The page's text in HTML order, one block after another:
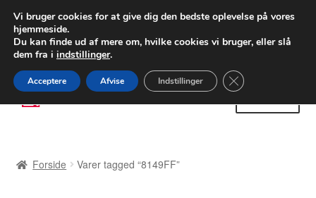
LEVERING fra 55 kr.
FEDEX verdensomspændende forsendelse
80 82 72 02
Spring
til
Spring
til
Betalinger
Forside Varer tagged “8149FF”
Vi bruger cookies for at give dig den bedste oplevelse på vores
hjemmeside.
Du kan finde ud af mere om, hvilke cookies vi bruger, eller slå
dem fra i indstillinger.
Acceptere Afvise Indstillinger Close GDPR